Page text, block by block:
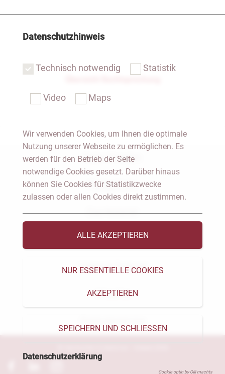
Notar Dresden
Fachgebiete
Das Notariat
Vorträge & Veröffentlichungen
Videos & Podcast
Aktuelles
Datenschutzhinweis
Technisch notwendig Statistik
Video Maps
Wir verwenden Cookies, um Ihnen die optimale
Nutzung unserer Webseite zu ermöglichen. Es
werden für den Betrieb der Seite
notwendige Cookies gesetzt. Darüber hinaus
können Sie Cookies für Statistikzwecke
zulassen oder allen Cookies direkt zustimmen.
ALLE AKZEPTIEREN
NUR ESSENTIELLE COOKIES
AKZEPTIEREN
SPEICHERN UND SCHLIESSEN
Datenschutzerklärung
Cookie optin by Olli machts